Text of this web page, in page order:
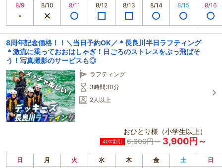
8/9
8/10 8/11 8/12 8/13 8/14 8/15 8/16
8周年記念価格！！＼当日予約OK／＊長良川半日ラフティング
＊激流に乗っておおはしゃぎ！日ごろのストレスをぶっ飛ばそ
う！写真撮影のサービスも◎
ラフティング
3時間30分
2人以上
おひとり様（小学生以上）
40%割引 6,600円～ 3,900円～
日 月 火 水 木 金 土
日